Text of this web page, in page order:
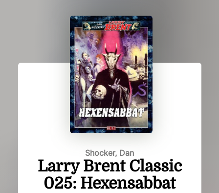
Shocker, Dan
Larry Brent Classic
025: Hexensabbat